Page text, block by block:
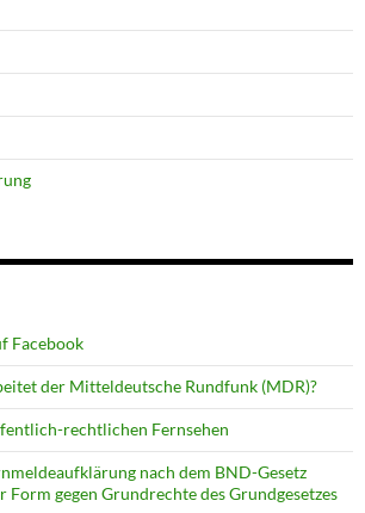
Facebook
der Mitteldeutsche Rundfunk (MDR)?
rechtlichen Fernsehen
nach dem BND-Gesetz
gegen Grundrechte des Grundgesetzes